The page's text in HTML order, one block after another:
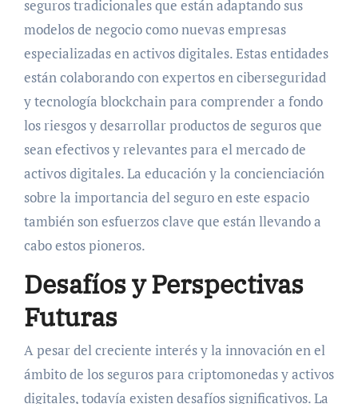
seguros tradicionales que están adaptando sus
modelos de negocio como nuevas empresas
especializadas en activos digitales. Estas entidades
están colaborando con expertos en ciberseguridad
y tecnología blockchain para comprender a fondo
los riesgos y desarrollar productos de seguros que
sean efectivos y relevantes para el mercado de
activos digitales. La educación y la concienciación
sobre la importancia del seguro en este espacio
también son esfuerzos clave que están llevando a
cabo estos pioneros.
Desafíos y Perspectivas
Futuras
A pesar del creciente interés y la innovación en el
ámbito de los seguros para criptomonedas y activos
digitales, todavía existen desafíos significativos. La